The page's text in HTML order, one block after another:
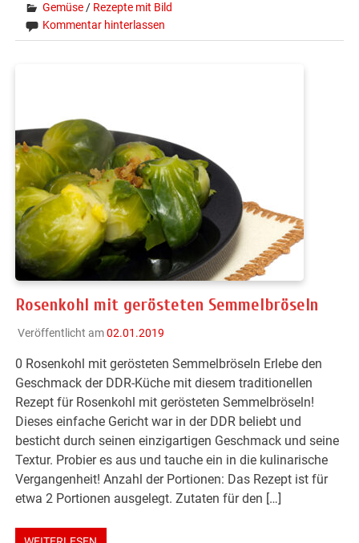
Gemüse/ Rezepte mit Bild
Kommentar hinterlassen
Rosenkohl mit gerösteten Semmelbröseln
Veröffentlicht am02.01.2019
0 Rosenkohl mit gerösteten Semmelbröseln Erlebe den
Geschmack der DDR-Küche mit diesem traditionellen
Rezept für Rosenkohl mit gerösteten Semmelbröseln!
Dieses einfache Gericht war in der DDR beliebt und
besticht durch seinen einzigartigen Geschmack und seine
Textur. Probier es aus und tauche ein in die kulinarische
Vergangenheit! Anzahl der Portionen: Das Rezept ist für
etwa 2 Portionen ausgelegt. Zutaten für den […]